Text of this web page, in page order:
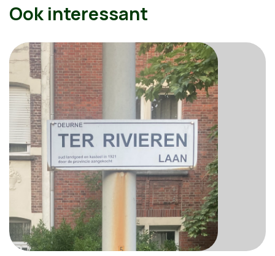
Ook interessant